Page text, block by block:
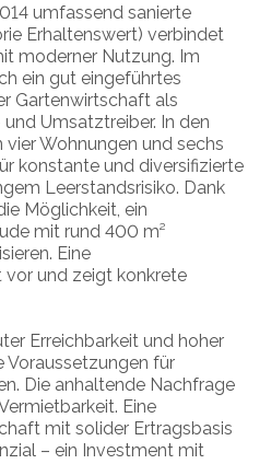
umfassend sanierte
Erhaltenswert) verbindet
moderner Nutzung. Im
ein gut eingeführtes
Gartenwirtschaft als
Umsatztreiber. In den
Wohnungen und sechs
konstante und diversifizierte
Leerstandsrisiko. Dank
Möglichkeit, ein
mit rund 400 m²
Eine
und zeigt konkrete
Erreichbarkeit und hoher
Voraussetzungen für
Die anhaltende Nachfrage
Eine
mit solider Ertragsbasis
– ein Investment mit